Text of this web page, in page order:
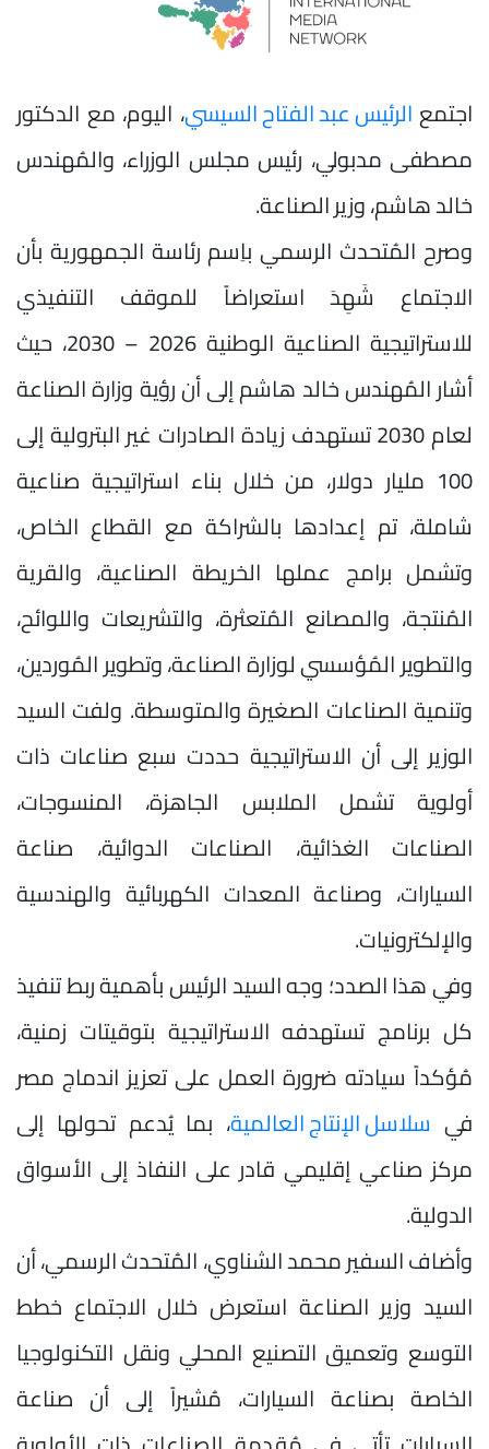
اجتمعالرئيس عبد الفتاح السيسي، اليوم، مع الدكتور
مصطفى مدبولي، رئيس مجلس الوزراء، والمُهندس
خالد هاشم، وزير الصناعة.
وصرح المُتحدث الرسمي باِسم رئاسة الجمهورية بأن
الاجتماع شَهِدَ استعراضاً للموقف التنفيذي
للاستراتيجية الصناعية الوطنية 2026 – 2030، حيث
أشار المُهندس خالد هاشم إلى أن رؤية وزارة الصناعة
لعام 2030 تستهدف زيادة الصادرات غير البترولية إلى
100 مليار دولار، من خلال بناء استراتيجية صناعية
شاملة، تم إعدادها بالشراكة مع القطاع الخاص،
وتشمل برامج عملها الخريطة الصناعية، والقرية
المُنتجة، والمصانع المُتعثرة، والتشريعات واللوائح،
والتطوير المُؤسسي لوزارة الصناعة، وتطوير المُوردين،
وتنمية الصناعات الصغيرة والمتوسطة. ولفت السيد
الوزير إلى أن الاستراتيجية حددت سبع صناعات ذات
أولوية تشمل الملابس الجاهزة، المنسوجات،
الصناعات الغذائية، الصناعات الدوائية، صناعة
السيارات، وصناعة المعدات الكهربائية والهندسية
والإلكترونيات.
وفي هذا الصدد؛ وجه السيد الرئيس بأهمية ربط تنفيذ
كل برنامج تستهدفه الاستراتيجية بتوقيتات زمنية،
مُؤكداً سيادته ضرورة العمل على تعزيز اندماج مصر
في سلاسل الإنتاج العالمية، بما يُدعم تحولها إلى
مركز صناعي إقليمي قادر على النفاذ إلى الأسواق
الدولية.
وأضاف السفير محمد الشناوي، المُتحدث الرسمي، أن
السيد وزير الصناعة استعرض خلال الاجتماع خطط
التوسع وتعميق التصنيع المحلي ونقل التكنولوجيا
الخاصة بصناعة السيارات، مُشيراً إلى أن صناعة